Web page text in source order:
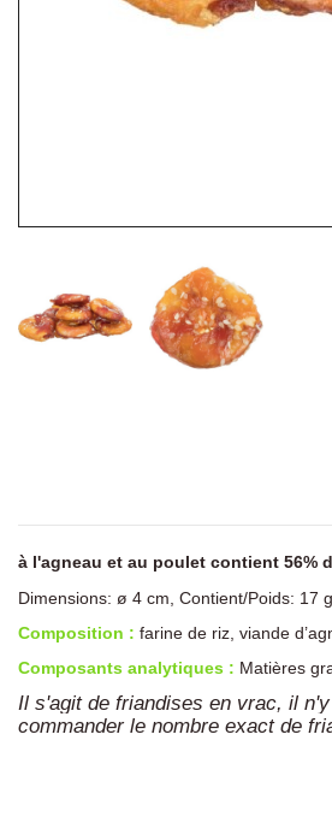
à l'agneau et au poulet contient 56%
Dimensions: ø 4 cm, Contient/Poids: 17 g
Composition : farine de riz, viande
Composants analytiques : Matières
Il s'agit de friandises en vrac, il
commander le nombre exact de